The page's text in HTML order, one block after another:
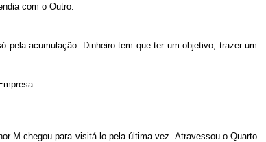
com o Outro.
pela acumulação. Dinheiro tem que ter um objetivo, trazer um
M chegou para visitá-lo pela última vez. Atravessou o Quarto